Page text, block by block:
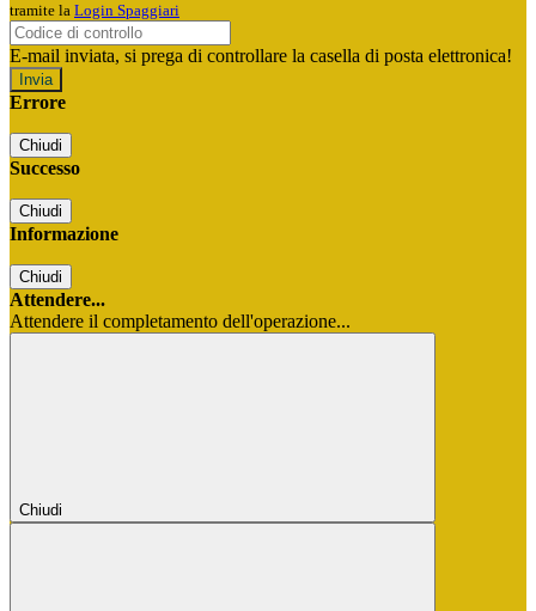
tramite la Login Spaggiari
E-mail inviata, si prega di controllare la casella di posta elettronica!
Errore
Chiudi
Successo
Chiudi
Informazione
Chiudi
Attendere...
Attendere il completamento dell'operazione...
Chiudi